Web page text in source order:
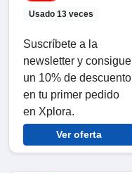
Usado 13 veces
Suscríbete a la
newsletter y consigue
un 10% de descuento
en tu primer pedido
en Xplora.
Ver oferta